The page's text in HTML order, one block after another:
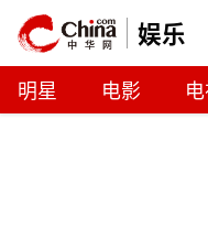
娱乐
明星 电影